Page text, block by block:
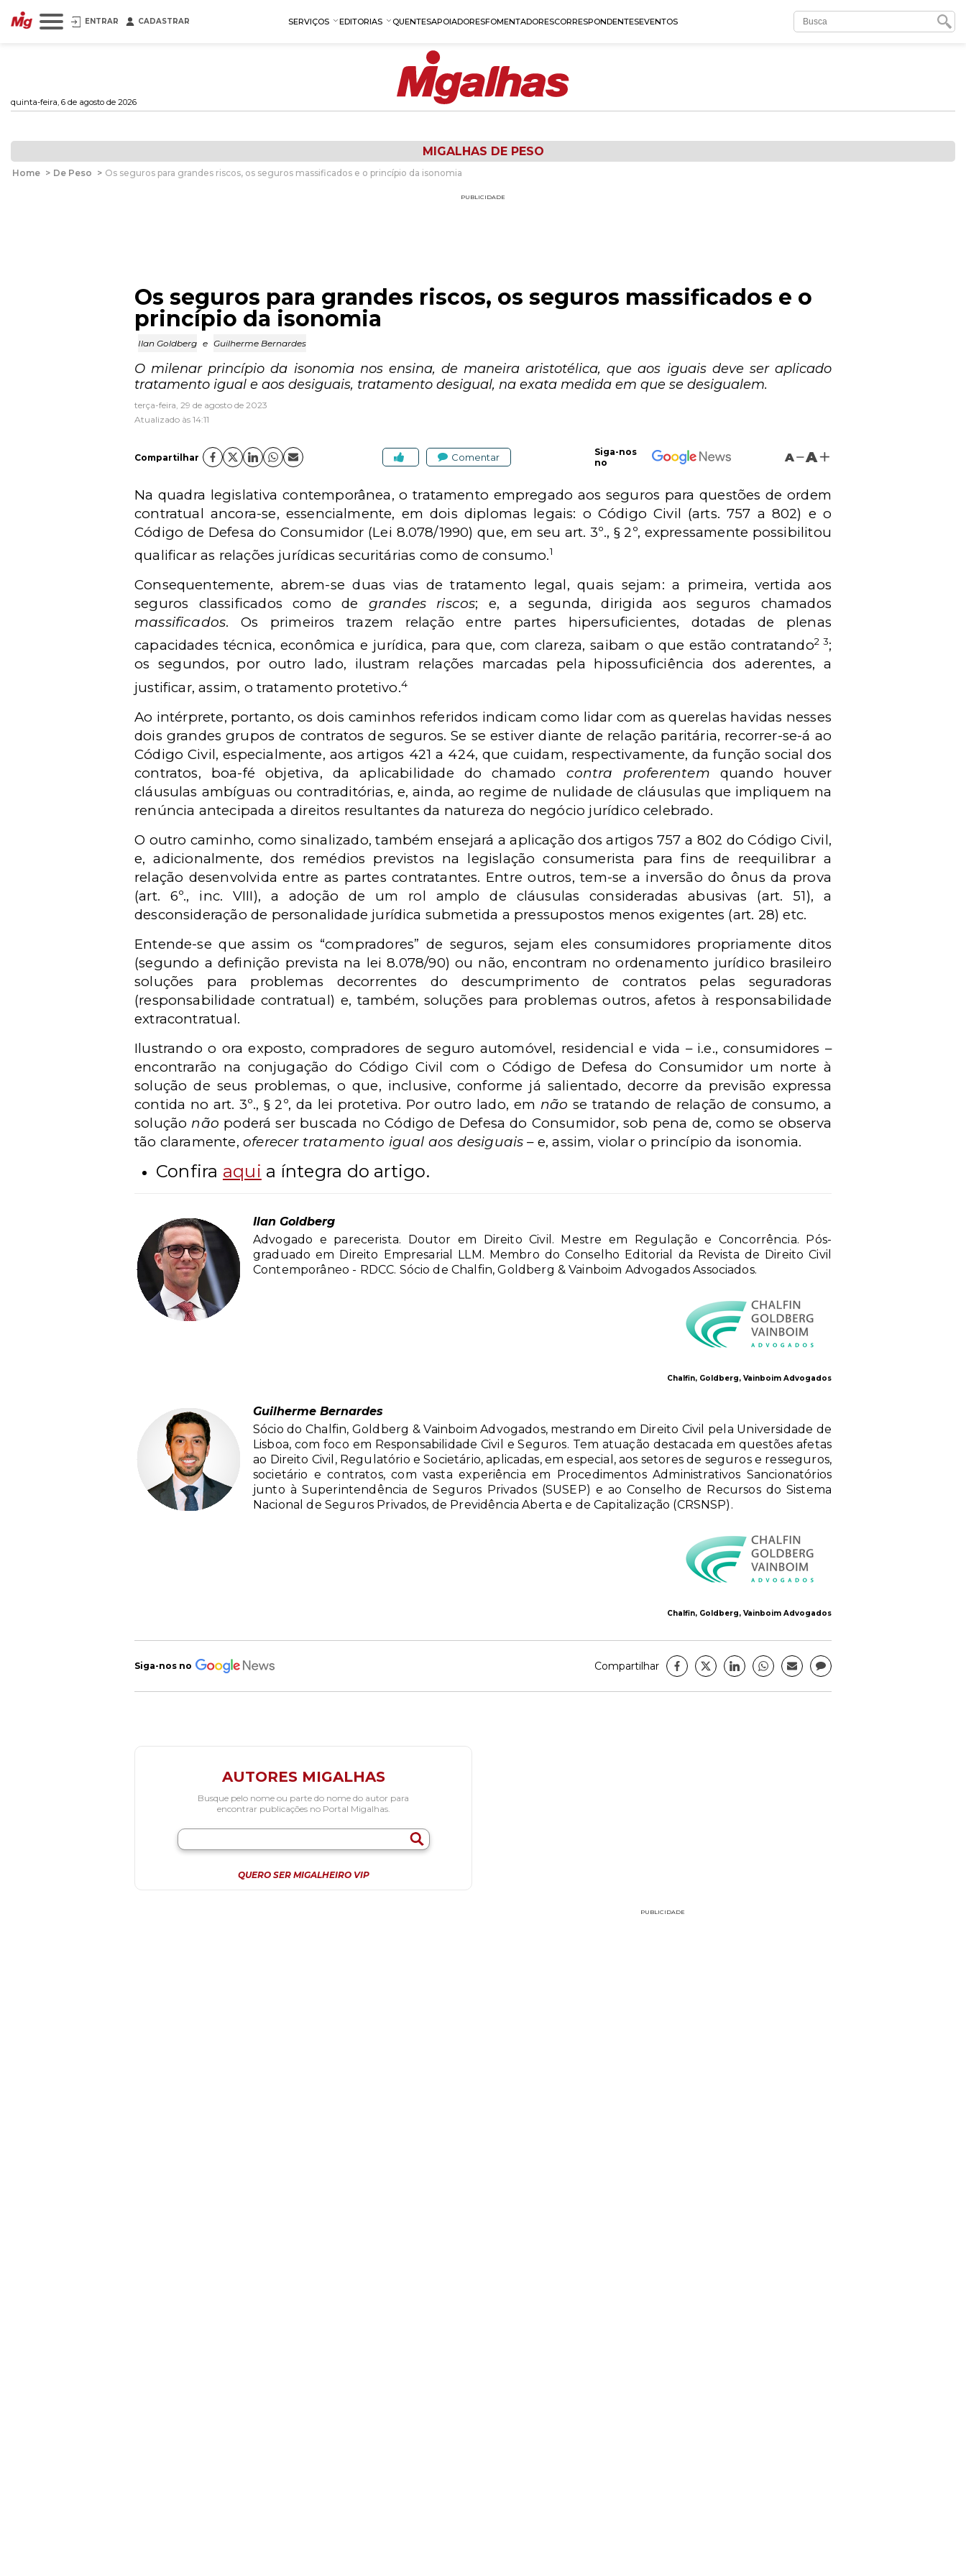
ENTRAR CADASTRAR SERVIÇOS EDITORIAS QUENTESAPOIADORESFOMENTADORESCORRESPONDENTESEVENTOS
quinta-feira, 6 de agosto de 2026
MIGALHAS DE PESO
Home > De Peso > Os seguros para grandes riscos, os seguros massificados e o princípio da isonomia
PUBLICIDADE
Os seguros para grandes riscos, os seguros massificados e o
princípio da isonomia
Ilan Goldberg e Guilherme Bernardes
O milenar princípio da isonomia nos ensina, de maneira aristotélica, que aos iguais deve ser aplicado
tratamento igual e aos desiguais, tratamento desigual, na exata medida em que se desigualem.
terça-feira, 29 de agosto de 2023
Atualizado às 14:11
Compartilhar Comentar
Siga-nos
no
A A
Na quadra legislativa contemporânea, o tratamento empregado aos seguros para questões de ordem
contratual ancora-se, essencialmente, em dois diplomas legais: o Código Civil (arts. 757 a 802) e o
Código de Defesa do Consumidor (Lei 8.078/1990) que, em seu art. 3º., § 2º, expressamente possibilitou
qualificar as relações jurídicas securitárias como de consumo.1
Consequentemente, abrem-se duas vias de tratamento legal, quais sejam: a primeira, vertida aos
seguros classificados como de grandes riscos; e, a segunda, dirigida aos seguros chamados
massificados. Os primeiros trazem relação entre partes hipersuficientes, dotadas de plenas
capacidades técnica, econômica e jurídica, para que, com clareza, saibam o que estão contratando2 3;
os segundos, por outro lado, ilustram relações marcadas pela hipossuficiência dos aderentes, a
justificar, assim, o tratamento protetivo.4
Ao intérprete, portanto, os dois caminhos referidos indicam como lidar com as querelas havidas nesses
dois grandes grupos de contratos de seguros. Se se estiver diante de relação paritária, recorrer-se-á ao
Código Civil, especialmente, aos artigos 421 a 424, que cuidam, respectivamente, da função social dos
contratos, boa-fé objetiva, da aplicabilidade do chamado contra proferentem quando houver
cláusulas ambíguas ou contraditórias, e, ainda, ao regime de nulidade de cláusulas que impliquem na
renúncia antecipada a direitos resultantes da natureza do negócio jurídico celebrado.
O outro caminho, como sinalizado, também ensejará a aplicação dos artigos 757 a 802 do Código Civil,
e, adicionalmente, dos remédios previstos na legislação consumerista para fins de reequilibrar a
relação desenvolvida entre as partes contratantes. Entre outros, tem-se a inversão do ônus da prova
(art. 6º., inc. VIII), a adoção de um rol amplo de cláusulas consideradas abusivas (art. 51), a
desconsideração de personalidade jurídica submetida a pressupostos menos exigentes (art. 28) etc.
Entende-se que assim os “compradores” de seguros, sejam eles consumidores propriamente ditos
(segundo a definição prevista na lei 8.078/90) ou não, encontram no ordenamento jurídico brasileiro
soluções para problemas decorrentes do descumprimento de contratos pelas seguradoras
(responsabilidade contratual) e, também, soluções para problemas outros, afetos à responsabilidade
extracontratual.
Ilustrando o ora exposto, compradores de seguro automóvel, residencial e vida – i.e., consumidores –
encontrarão na conjugação do Código Civil com o Código de Defesa do Consumidor um norte à
solução de seus problemas, o que, inclusive, conforme já salientado, decorre da previsão expressa
contida no art. 3º., § 2º, da lei protetiva. Por outro lado, em não se tratando de relação de consumo, a
solução não poderá ser buscada no Código de Defesa do Consumidor, sob pena de, como se observa
tão claramente, oferecer tratamento igual aos desiguais – e, assim, violar o princípio da isonomia.
Confira aqui a íntegra do artigo.
Ilan Goldberg
Advogado e parecerista. Doutor em Direito Civil. Mestre em Regulação e Concorrência. Pós-
graduado em Direito Empresarial LLM. Membro do Conselho Editorial da Revista de Direito Civil
Contemporâneo - RDCC. Sócio de Chalfin, Goldberg & Vainboim Advogados Associados.
Chalfin, Goldberg, Vainboim Advogados
Guilherme Bernardes
Sócio do Chalfin, Goldberg & Vainboim Advogados, mestrando em Direito Civil pela Universidade de
Lisboa, com foco em Responsabilidade Civil e Seguros. Tem atuação destacada em questões afetas
ao Direito Civil, Regulatório e Societário, aplicadas, em especial, aos setores de seguros e resseguros,
societário e contratos, com vasta experiência em Procedimentos Administrativos Sancionatórios
junto à Superintendência de Seguros Privados (SUSEP) e ao Conselho de Recursos do Sistema
Nacional de Seguros Privados, de Previdência Aberta e de Capitalização (CRSNSP).
Chalfin, Goldberg, Vainboim Advogados
Siga-nos no Compartilhar
AUTORES MIGALHAS
Busque pelo nome ou parte do nome do autor para
encontrar publicações no Portal Migalhas.
QUERO SER MIGALHEIRO VIP
PUBLICIDADE